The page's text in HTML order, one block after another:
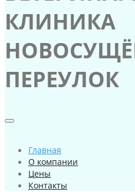
КЛИНИКА
ПЕРЕУЛОК
Главная
О компании
Цены
Контакты